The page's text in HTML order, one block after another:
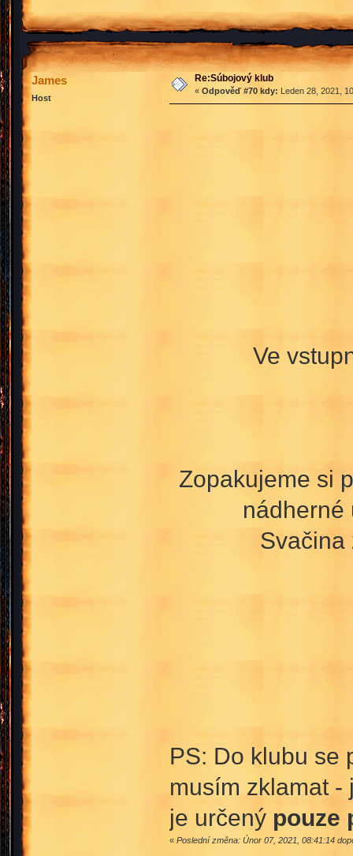
James
Host
Re:Súbojový klub
« Odpověď #70 kdy: Leden 28, 2021,
Ve
Zopakujeme si
nádherné
Svačina
PS: Do klubu se
musím zklamat -
je určený pouze
« Poslední změna: Únor 07, 2021, 08:41:14